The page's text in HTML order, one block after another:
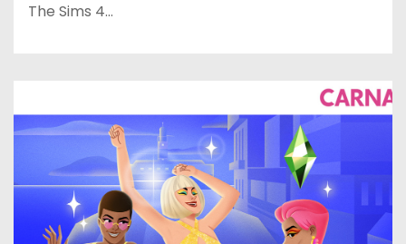
The Sims 4…